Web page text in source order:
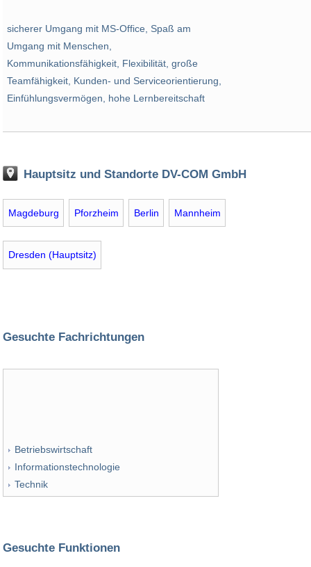
sicherer Umgang mit MS-Office, Spaß am
Umgang mit Menschen,
Kommunikationsfähigkeit, Flexibilität, große
Teamfähigkeit, Kunden- und Serviceorientierung,
Einfühlungsvermögen, hohe Lernbereitschaft
Hauptsitz und Standorte DV-COM GmbH
Magdeburg Pforzheim Berlin Mannheim
Dresden (Hauptsitz)
Gesuchte Fachrichtungen
Betriebswirtschaft
Informationstechnologie
Technik
Gesuchte Funktionen